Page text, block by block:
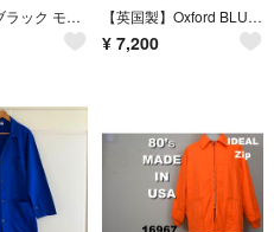
GALLICE ブラック モールスキン カバーオール 【英国製】Oxford BLUE ヴィンテージ オイルドハンティングジャケット
¥ 7,200